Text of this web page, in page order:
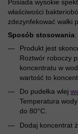
Posiada wysokie
właściwości
zdezynfekować wałki
Sposób stosowania:
Produkt jest
Roztwór roboczy
koncentratu w
wartość to
Do pudełka wlej
Temperatura
do 80°C.
Dodaj koncentrat